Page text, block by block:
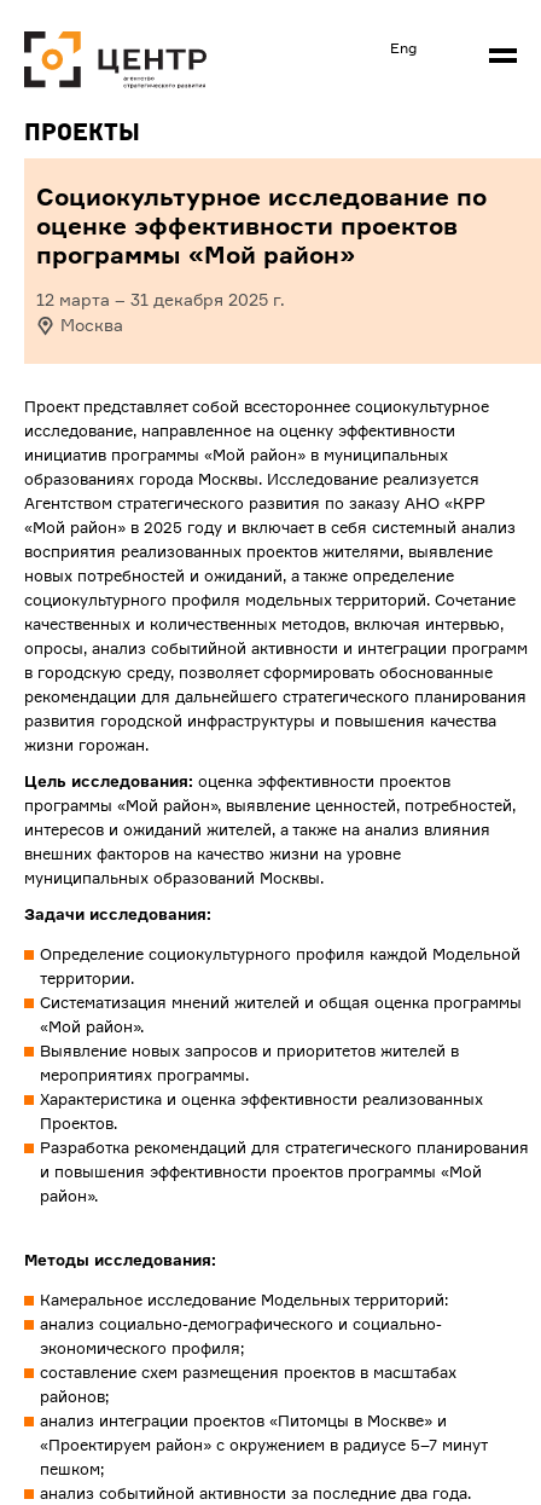
Eng
Проекты
Социокультурное исследование по
оценке эффективности проектов
программы «Мой район»
12 марта – 31 декабря 2025 г.
Москва
Проект представляет собой всестороннее социокультурное
исследование, направленное на оценку эффективности
инициатив программы «Мой район» в муниципальных
образованиях города Москвы. Исследование реализуется
Агентством стратегического развития по заказу АНО «КРР
«Мой район» в 2025 году и включает в себя системный анализ
восприятия реализованных проектов жителями, выявление
новых потребностей и ожиданий, а также определение
социокультурного профиля модельных территорий. Сочетание
качественных и количественных методов, включая интервью,
опросы, анализ событийной активности и интеграции программ
в городскую среду, позволяет сформировать обоснованные
рекомендации для дальнейшего стратегического планирования
развития городской инфраструктуры и повышения качества
жизни горожан.
Цель исследования: оценка эффективности проектов
программы «Мой район», выявление ценностей, потребностей,
интересов и ожиданий жителей, а также на анализ влияния
внешних факторов на качество жизни на уровне
муниципальных образований Москвы.
Задачи исследования:
Определение социокультурного профиля каждой Модельной
территории.
Систематизация мнений жителей и общая оценка программы
«Мой район».
Выявление новых запросов и приоритетов жителей в
мероприятиях программы.
Характеристика и оценка эффективности реализованных
Проектов.
Разработка рекомендаций для стратегического планирования
и повышения эффективности проектов программы «Мой
район».
Методы исследования:
Камеральное исследование Модельных территорий:
анализ социально-демографического и социально-
экономического профиля;
составление схем размещения проектов в масштабах
районов;
анализ интеграции проектов «Питомцы в Москве» и
«Проектируем район» с окружением в радиусе 5–7 минут
пешком;
анализ событийной активности за последние два года.